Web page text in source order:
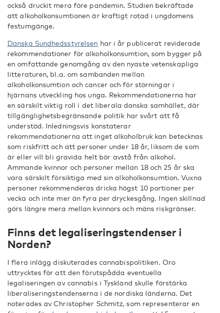
också druckit mera före pandemin. Studien bekräftade
att alkoholkonsumtionen är kraftigt rotad i ungdomens
festumgänge.
Danska Sundhedsstyrelsen har i år publicerat reviderade
rekommendationer för alkoholkonsumtion, som bygger på
en omfattande genomgång av den nyaste vetenskapliga
litteraturen, bl.a. om sambanden mellan
alkoholkonsumtion och cancer och för störningar i
hjärnans utveckling hos unga. Rekommendationerna har
en särskilt viktig roll i det liberala danska samhället, där
tillgänglighetsbegränsande politik har svårt att få
understöd. Inledningsvis konstaterar
rekommendationerna att inget alkoholbruk kan betecknas
som riskfritt och att personer under 18 år, liksom de som
är eller vill bli gravida helt bör avstå från alkohol.
Ammande kvinnor och personer mellan 18 och 25 år ska
vara särskilt försiktiga med sin alkoholkonsumtion. Vuxna
personer rekommenderas dricka högst 10 portioner per
vecka och inte mer än fyra per dryckesgång. Ingen skillnad
görs längre mera mellan kvinnors och mäns riskgränser.
Finns det legaliseringstendenser i
Norden?
I flera inlägg diskuterades cannabispolitiken. Oro
uttrycktes för att den förutspådda eventuella
legaliseringen av cannabis i Tyskland skulle förstärka
liberaliseringstendenserna i de nordiska länderna. Det
noterades av Christopher Schmitz, som representerar en